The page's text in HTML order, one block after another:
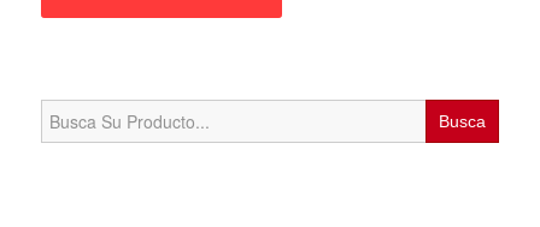
Search
for: